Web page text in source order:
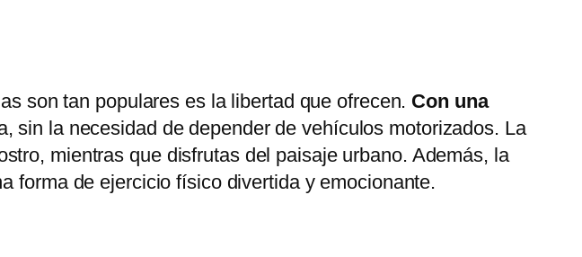
son tan populares es la libertad que ofrecen. Con una
sin la necesidad de depender de vehículos motorizados. La
mientras que disfrutas del paisaje urbano. Además, la
forma de ejercicio físico divertida y emocionante.